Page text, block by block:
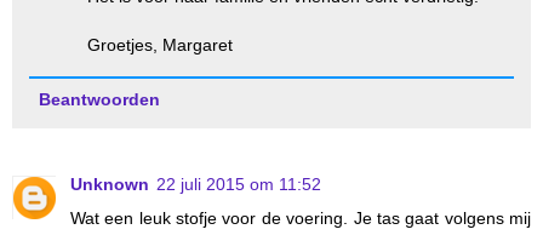
Groetjes, Margaret
Beantwoorden
Unknown 22 juli 2015 om 11:52
Wat een leuk stofje voor de voering. Je tas gaat volgens mij